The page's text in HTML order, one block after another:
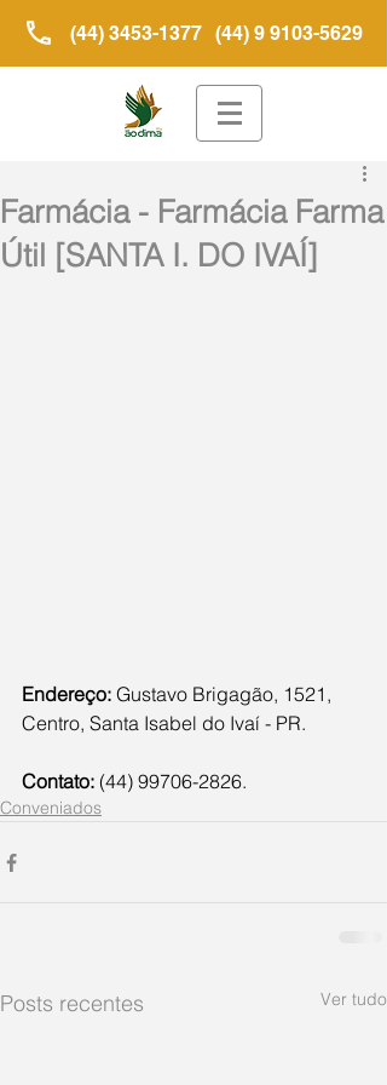
(44) 3453-1377 (44) 9 9103-5629
Farmácia - Farmácia Farma
Útil [SANTA I. DO IVAÍ]
Endereço: Gustavo Brigagão, 1521,
Centro, Santa Isabel do Ivaí - PR.
Contato: (44) 99706-2826.
Conveniados
Posts recentes Ver tudo